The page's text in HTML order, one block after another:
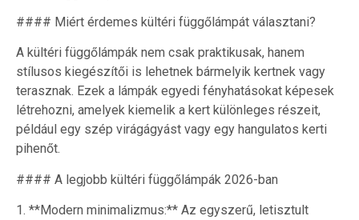
#### Miért érdemes kültéri függőlámpát választani?
A kültéri függőlámpák nem csak praktikusak, hanem
stílusos kiegészítői is lehetnek bármelyik kertnek vagy
terasznak. Ezek a lámpák egyedi fényhatásokat képesek
létrehozni, amelyek kiemelik a kert különleges részeit,
például egy szép virágágyást vagy egy hangulatos kerti
pihenőt.
#### A legjobb kültéri függőlámpák 2026-ban
1. **Modern minimalizmus:** Az egyszerű, letisztult